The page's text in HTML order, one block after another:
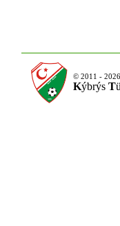
© 2011 -
Kýbrýs T